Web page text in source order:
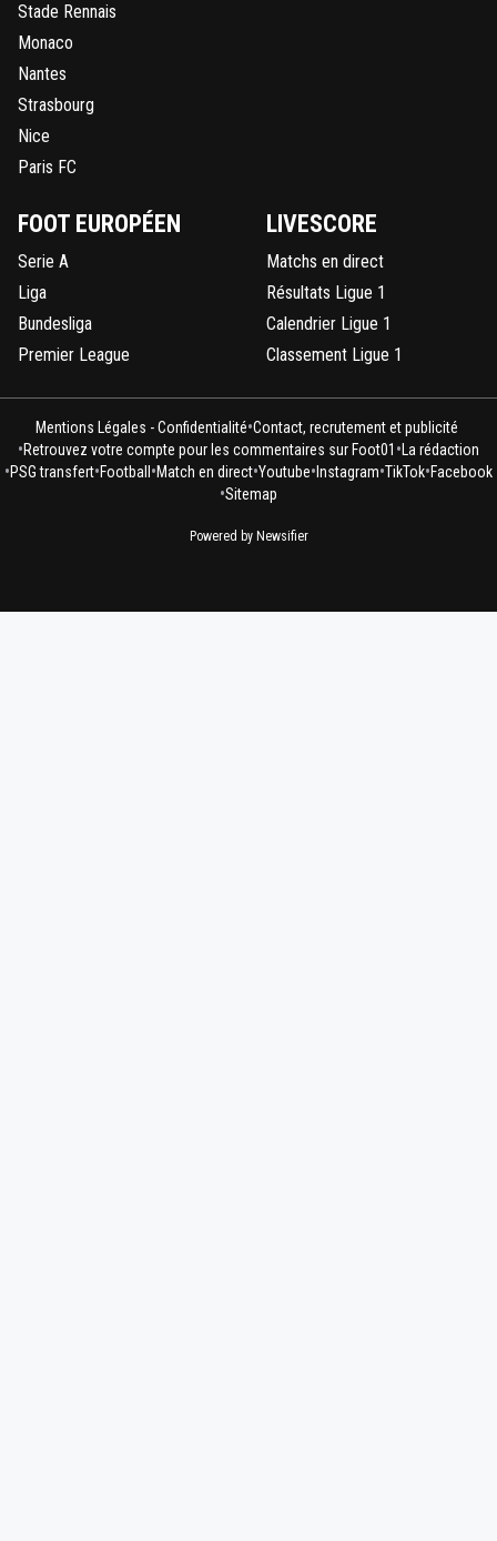
Stade Rennais
Monaco
Nantes
Strasbourg
Nice
Paris FC
FOOT EUROPÉEN
Serie A
Liga
Bundesliga
Premier League
LIVESCORE
Matchs en direct
Résultats Ligue 1
Calendrier Ligue 1
Classement Ligue 1
Mentions Légales - Confidentialité•Contact, recrutement et publicité
•Retrouvez votre compte pour les commentaires sur Foot01 •La rédaction
•PSG transfert•Football•Match en direct•Youtube•Instagram•TikTok•Facebook
•Sitemap
Powered by Newsifier